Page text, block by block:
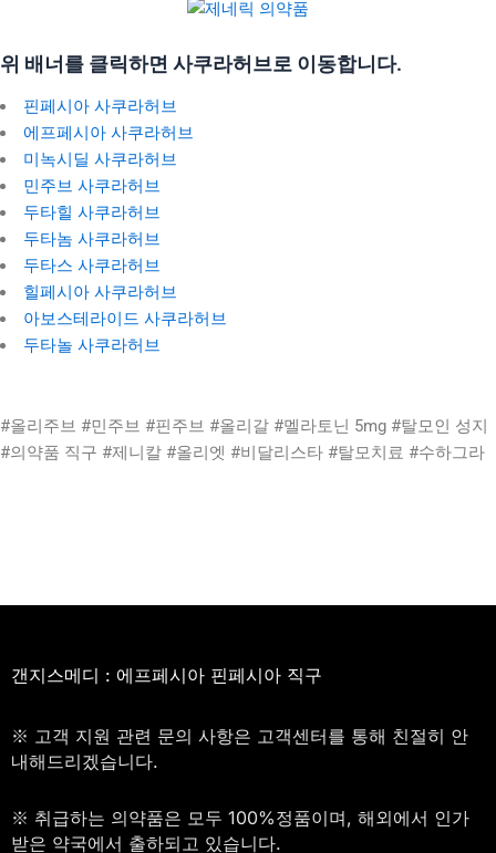
위 배너를 클릭하면 사쿠라허브로 이동합니다.
핀페시아 사쿠라허브
에프페시아 사쿠라허브
미녹시딜 사쿠라허브
민주브 사쿠라허브
두타힐 사쿠라허브
두타놈 사쿠라허브
두타스 사쿠라허브
힐페시아 사쿠라허브
아보스테라이드 사쿠라허브
두타놀 사쿠라허브
#올리주브 #민주브 #핀주브 #올리갈 #멜라토닌 5mg #탈모인 성지
#의약품 직구 #제니칼 #올리엣 #비달리스타 #탈모치료 #수하그라
갠지스메디 : 에프페시아 핀페시아 직구
※ 고객 지원 관련 문의 사항은 고객센터를 통해 친절히 안
내해드리겠습니다.
※ 취급하는 의약품은 모두 100%정품이며, 해외에서 인가
받은 약국에서 출하되고 있습니다.